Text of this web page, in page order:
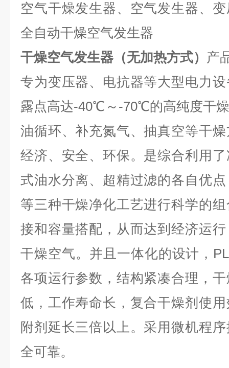
空气干燥发生器、空气发生器、
全自动干燥空气发生器
干燥空气发生器（无加热方式） 产
专为变压器、电抗器等大型电力
露点高达-40℃～-70℃的高纯度干
油循环、补充氮气、抽真空等干
经济、安全、环保。是综合利用
式油水分离、超精过滤的各自优
等三种干燥净化工艺进行科学的
接和容量搭配，从而达到经济运
干燥空气。并且一体化的设计，
各项运行参数，结构紧凑合理，
低，工作寿命长，复合干燥剂使
附剂延长三倍以上。采用微机程
全可靠。